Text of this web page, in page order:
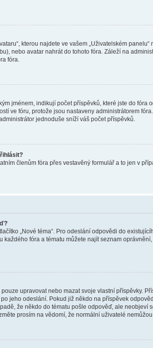
kterou najdete ve vašem „Uživatelském
nebo avatar nahrát do tohoto fóra. Záleží na
fóra.
jménem, indikují počet příspěvků, které jste do
ve fóru, protože jsou nastaveny administrátorem
jednoduše sníží váš počet příspěvků.
členům fóra přes vestavěný formulář a to jen v
„Nové téma“. Pro odeslání odpovědi do
fóra a tématu můžete najít seznam
upravovat nebo mazat svoje vlastní příspěvky.
jeho odeslání. Pokud již někdo na příspěvek
že někdo do tématu pošle odpověď, ale
prosím na vědomí, že normální uživatelé